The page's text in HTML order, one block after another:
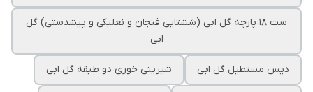
ست ۱۸ پارچه گل ابی (ششتایی فنجان و نعلبکی و پیشدستی) گل
ابی
دیس مستطیل گل ابی شیرینی خوری دو طبقه گل ابی